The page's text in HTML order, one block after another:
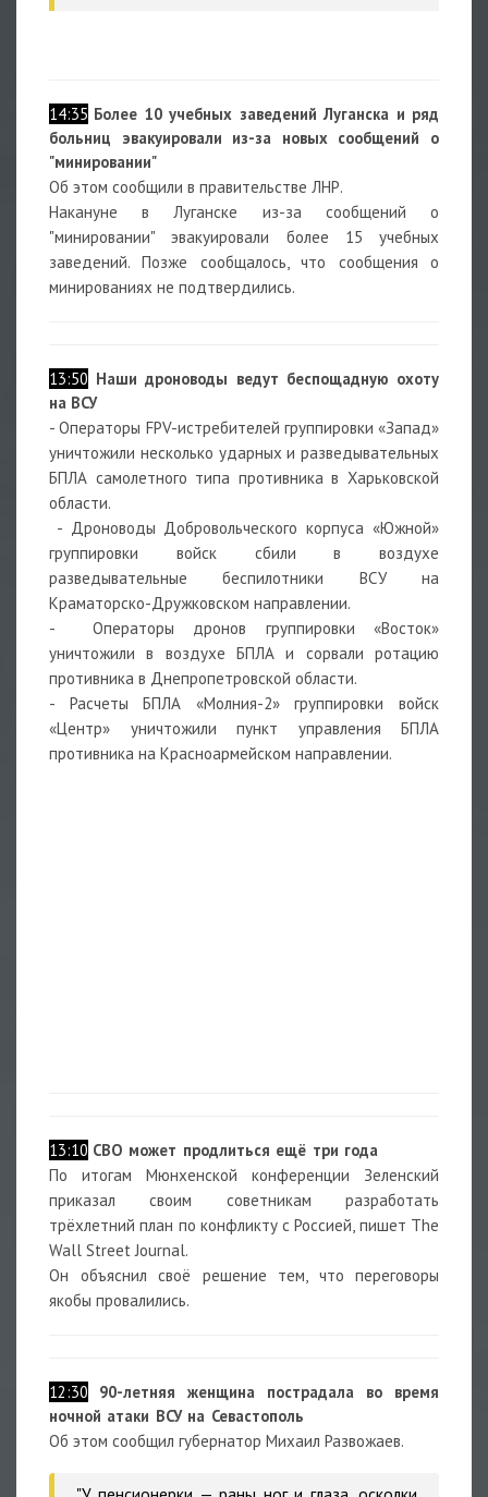
14:35 Более 10 учебных заведений Луганска и ряд
больниц эвакуировали из-за новых сообщений о
"минировании"
Об этом сообщили в правительстве ЛНР.
Накануне в Луганске из-за сообщений о
"минировании" эвакуировали более 15 учебных
заведений. Позже сообщалось, что сообщения о
минированиях не подтвердились.
13:50 Наши дроноводы ведут беспощадную охоту
на ВСУ
- Операторы FPV-истребителей группировки «Запад»
уничтожили несколько ударных и разведывательных
БПЛА самолетного типа противника в Харьковской
области.
- Дроноводы Добровольческого корпуса «Южной»
группировки войск сбили в воздухе
разведывательные беспилотники ВСУ на
Краматорско-Дружковском направлении.
- Операторы дронов группировки «Восток»
уничтожили в воздухе БПЛА и сорвали ротацию
противника в Днепропетровской области.
- Расчеты БПЛА «Молния-2» группировки войск
«Центр» уничтожили пункт управления БПЛА
противника на Красноармейском направлении.
13:10 СВО может продлиться ещё три года
По итогам Мюнхенской конференции Зеленский
приказал своим советникам разработать
трёхлетний план по конфликту с Россией, пишет The
Wall Street Journal.
Он объяснил своё решение тем, что переговоры
якобы провалились.
12:30
90-летняя женщина пострадала во время
ночной атаки ВСУ на Севастополь
Об этом сообщил губернатор Михаил Развожаев.